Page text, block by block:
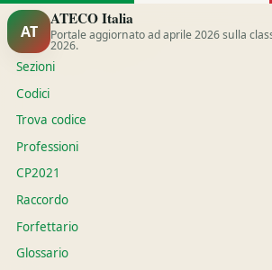
AT
ATECO Italia
Portale aggiornato ad aprile 2026 sulla
2026.
Sezioni
Codici
Trova codice
Professioni
CP2021
Raccordo
Forfettario
Glossario